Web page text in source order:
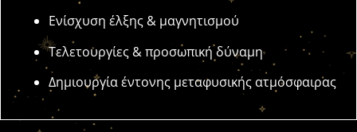
Ενίσχυση έλξης & μαγνητισμού
Τελετουργίες & προσωπική δύναμη
Δημιουργία έντονης μεταφυσικής ατμόσφαιρας